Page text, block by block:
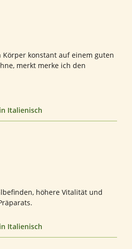
Körper konstant auf einem guten
merkt merke ich den
Italienisch
höhere Vitalität und
Italienisch